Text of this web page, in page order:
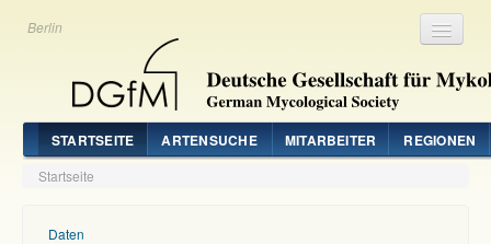
Berlin
STARTSEITE ARTENSUCHE MITARBEITER REGIONEN
Startseite
Daten